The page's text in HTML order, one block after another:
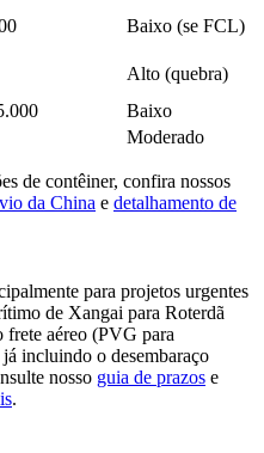
Baixo (se FCL)
Alto (quebra)
Baixo
Moderado
de contêiner, confira nossos
da China e detalhamento de
para projetos urgentes
de Xangai para Roterdã
frete aéreo (PVG para
incluindo o desembaraço
nosso guia de prazos e
.